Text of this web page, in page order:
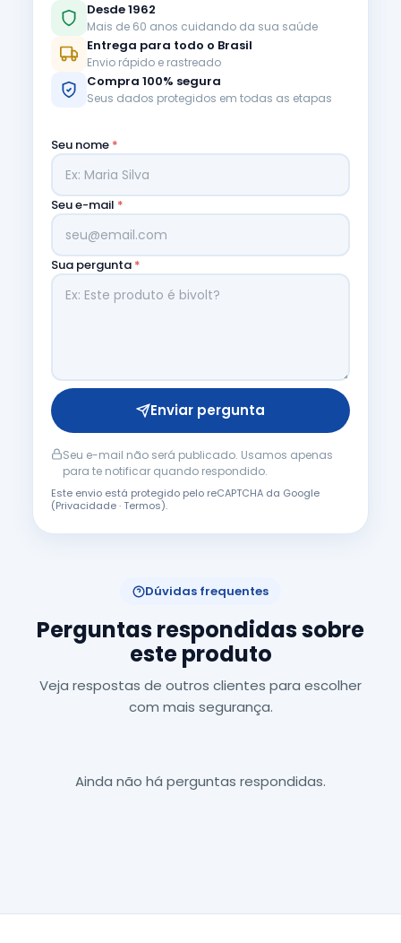
Desde 1962
Mais de 60 anos cuidando da sua saúde
Entrega para todo o Brasil
Envio rápido e rastreado
Compra 100% segura
Seus dados protegidos em todas as etapas
Seu nome *
Seu e-mail *
Sua pergunta *
Enviar pergunta
Seu e-mail não será publicado. Usamos apenas
para te notificar quando respondido.
Este envio está protegido pelo reCAPTCHA da Google
(Privacidade·Termos).
Dúvidas frequentes
Perguntas respondidas sobre
este produto
Veja respostas de outros clientes para escolher
com mais segurança.
Ainda não há perguntas respondidas.